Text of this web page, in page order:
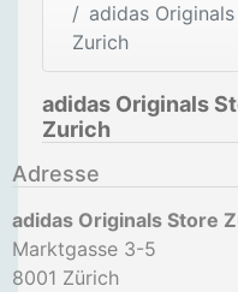
adidas
Zurich
adidas Originals
Zurich
Adresse
adidas Originals Store
Marktgasse 3-5
8001 Zürich